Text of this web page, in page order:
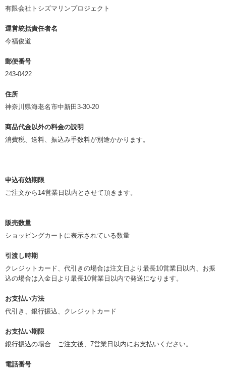
有限会社トシズマリンプロジェクト
運営統括責任者名
今福俊道
郵便番号
243-0422
住所
神奈川県海老名市中新田3-30-20
商品代金以外の料金の説明
消費税、送料、振込み手数料が別途かかります。
申込有効期限
ご注文から14営業日以内とさせて頂きます。
販売数量
ショッピングカートに表示されている数量
引渡し時期
クレジットカード、代引きの場合は注文日より最長10営業日以内、お振
込の場合は入金日より最長10営業日以内で発送になります。
お支払い方法
代引き、銀行振込、クレジットカード
お支払い期限
銀行振込の場合 ご注文後、7営業日以内にお支払いください。
電話番号